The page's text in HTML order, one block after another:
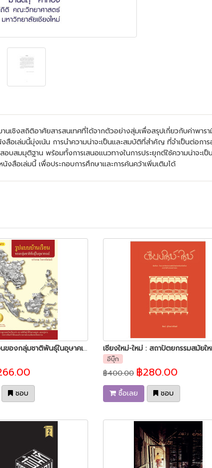
นเชิงสถิติอาศัยสารสนเทศที่ได้จากตัวอย่างสุ่มเพื่อสรุปเกี่ยวกับค่าพา
อเล่มนี้มุ่งเน้น การนำความน่าจะเป็นและสมบัติที่สำคัญ ที่จำเป็นต่อกา
สมมุติฐาน พร้อมทั้งการเสนอแนวทางในการประยุกต์ใช้ความน่าจะเ
งสือเล่มนี้ เพื่อประกอบการศึกษาและการค้นคว้าเพิ่มเติมได้
รูปแบบบ้านเรือนของกลุ่มชาติพันธุ์ในอุษาคเนย์
ชอบ
อีบุ๊ก
฿400.00 ฿280.00
ซื้อเลย ชอบ